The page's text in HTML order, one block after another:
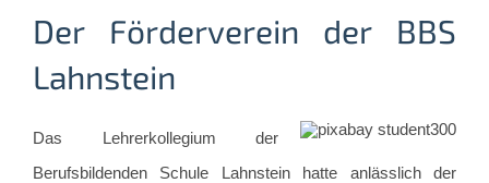
Der Förderverein der BBS
Lahnstein
Das Lehrerkollegium der
Berufsbildenden Schule Lahnstein hatte anlässlich der